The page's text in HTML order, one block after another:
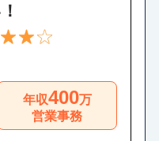
年収400万
営業事務